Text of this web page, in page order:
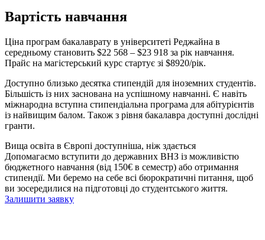
Вартість навчання
Ціна програм бакалаврату в університеті Реджайна в
середньому становить $22 568 – $23 918 за рік навчання.
Прайс на магістерський курс стартує зі $8920/рік.
Доступно близько десятка стипендій для іноземних студентів.
Більшість із них заснована на успішному навчанні. Є навіть
міжнародна вступна стипендіальна програма для абітурієнтів
із найвищим балом. Також з рівня бакалавра доступні дослідні
гранти.
Вища освіта в Європі доступніша, ніж здається
Допомагаємо вступити до державних ВНЗ із можливістю
бюджетного навчання (від 150€ в семестр) або отримання
стипендії. Ми беремо на себе всі бюрократичні питання, щоб
ви зосередилися на підготовці до студентського життя.
Залишити заявку